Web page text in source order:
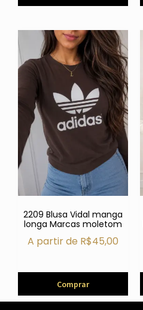
2209 Blusa Vidal manga
longa Marcas moletom
A partir de R$45,00
Comprar